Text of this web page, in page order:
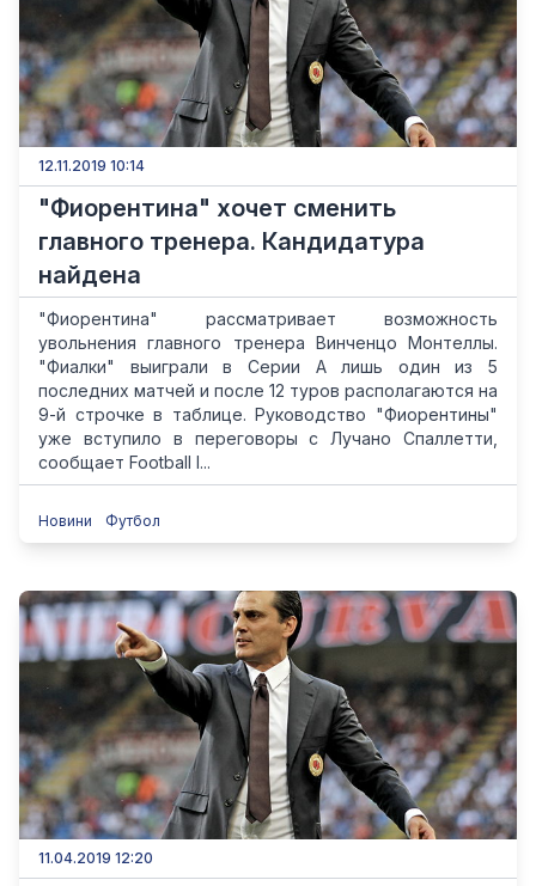
12.11.2019 10:14
"Фиорентина" хочет сменить
главного тренера. Кандидатура
найдена
"Фиорентина" рассматривает возможность
увольнения главного тренера Винченцо Монтеллы.
"Фиалки" выиграли в Серии А лишь один из 5
последних матчей и после 12 туров располагаются на
9-й строчке в таблице. Руководство "Фиорентины"
уже вступило в переговоры с Лучано Спаллетти,
сообщает Football I...
Новини Футбол
11.04.2019 12:20